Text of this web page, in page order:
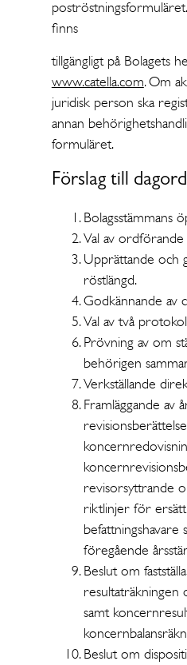
finns
tillgängligt på Bolagets
www.catella.com. Om
juridisk person ska
annan
formuläret.
Förslag till
Bolagsstämmans
Val av ordförande
Upprättande och
röstlängd.
Godkännande av
Val av två
Prövning av om
behörigen
Verkställande
Framläggande av
revisorsyttrande
riktlinjer för
befattningshavare
föregående
Beslut om
resultaträkningen
samt
Beslut om